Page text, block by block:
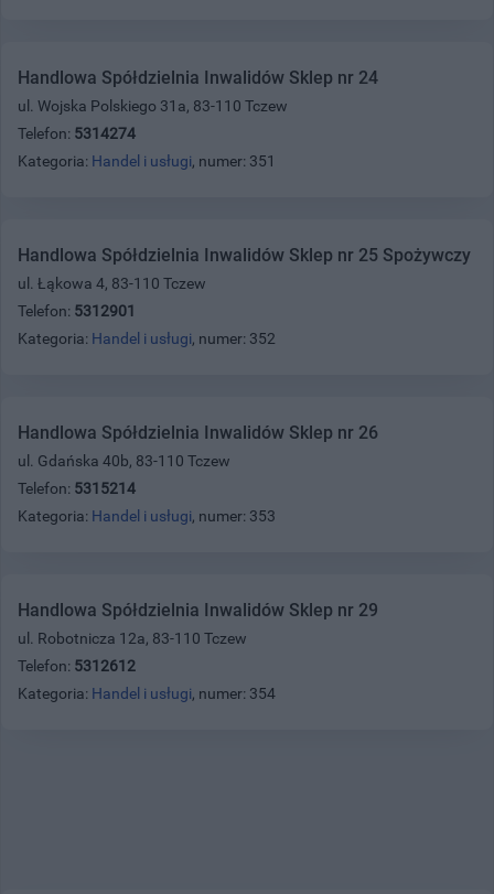
Handlowa Spółdzielnia Inwalidów Sklep nr 24
ul. Wojska Polskiego 31a, 83-110 Tczew
Telefon: 5314274
Kategoria: Handel i usługi, numer: 351
Handlowa Spółdzielnia Inwalidów Sklep nr 25 Spożywczy
ul. Łąkowa 4, 83-110 Tczew
Telefon: 5312901
Kategoria: Handel i usługi, numer: 352
Handlowa Spółdzielnia Inwalidów Sklep nr 26
ul. Gdańska 40b, 83-110 Tczew
Telefon: 5315214
Kategoria: Handel i usługi, numer: 353
Handlowa Spółdzielnia Inwalidów Sklep nr 29
ul. Robotnicza 12a, 83-110 Tczew
Telefon: 5312612
Kategoria: Handel i usługi, numer: 354